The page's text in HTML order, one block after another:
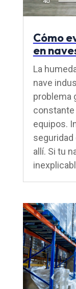
Cómo
en
La
nave
problema
equipos.
seguridad
allí. Si tu